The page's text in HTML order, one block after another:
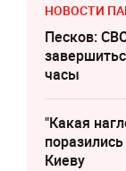
НОВОСТИ
Песков:
часы
"Какая
Киеву